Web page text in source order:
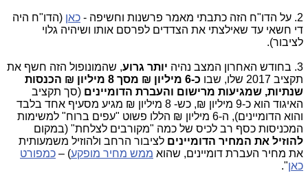
2. על הדו"ח הזה כתבתי מאמר פרשנות וחשיפה - כאן (הדו"ח היה
די חשאי עד שאילצתי את הצדדים לפרסם אותו ושיהיה גלוי
לציבור).
3. בחודש האחרון המצב נהיה יותר גרוע, שהמונופול הזה חשף את
תקציב 2017 שלו, שבו
כ-6 מיליון ₪
מסך 8 מיליון ₪ הכנסות
שנתיות, שמגיעות מרישום והעברת הדומיינים (סך תקציב
האיגוד הוא כ-9 מיליון ₪, כש- 8 מיליון ₪ מגיע מסעיף אחד בלבד
והוא הדומיינים), ה-6 מיליון ₪ הללו פשוט "עפים ברוח" למשימות
המכניסות כסף רב לכיס של כמה "מקורבים לצלחת" (במקום
להוזיל את המחיר הדומיינים לציבור הרחב ולהוזיל משמעותית
את מחיר העברת דומיינים, שהוא ממש מחיר מופקע) – כמפורט
כאן".